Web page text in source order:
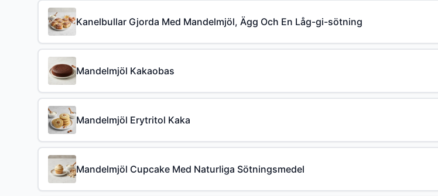
Kanelbullar Gjorda Med Mandelmjöl, Ägg Och En Låg-gi-sötning
Mandelmjöl Kakaobas
Mandelmjöl Erytritol Kaka
Mandelmjöl Cupcake Med Naturliga Sötningsmedel